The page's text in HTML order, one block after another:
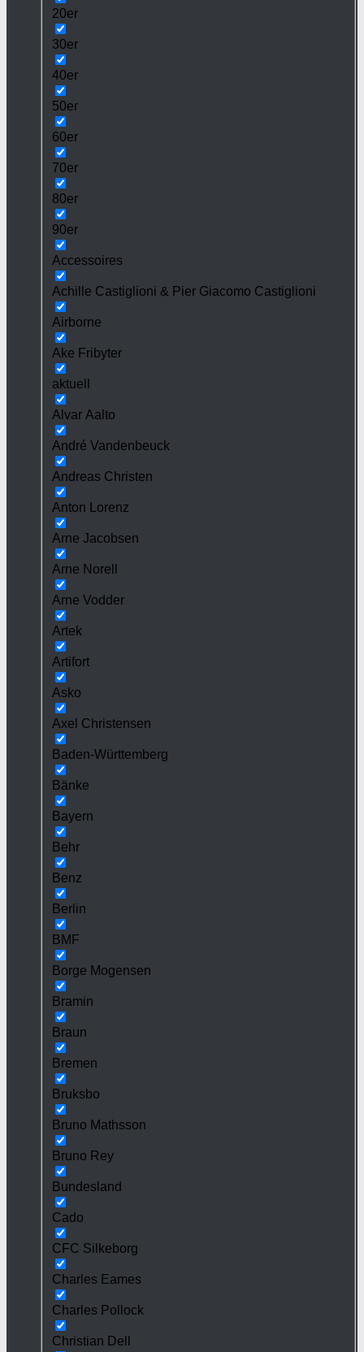
20er
30er
40er
50er
60er
70er
80er
90er
Accessoires
Achille Castiglioni & Pier Giacomo Castiglioni
Airborne
Ake Fribyter
aktuell
Alvar Aalto
André Vandenbeuck
Andreas Christen
Anton Lorenz
Arne Jacobsen
Arne Norell
Arne Vodder
Artek
Artifort
Asko
Axel Christensen
Baden-Württemberg
Bänke
Bayern
Behr
Benz
Berlin
BMF
Borge Mogensen
Bramin
Braun
Bremen
Bruksbo
Bruno Mathsson
Bruno Rey
Bundesland
Cado
CFC Silkeborg
Charles Eames
Charles Pollock
Christian Dell